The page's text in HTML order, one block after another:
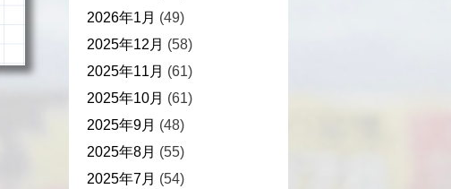
2026年1月 (49)
2025年12月 (58)
2025年11月 (61)
2025年10月 (61)
2025年9月 (48)
2025年8月 (55)
2025年7月 (54)